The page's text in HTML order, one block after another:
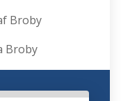
Broby
Broby